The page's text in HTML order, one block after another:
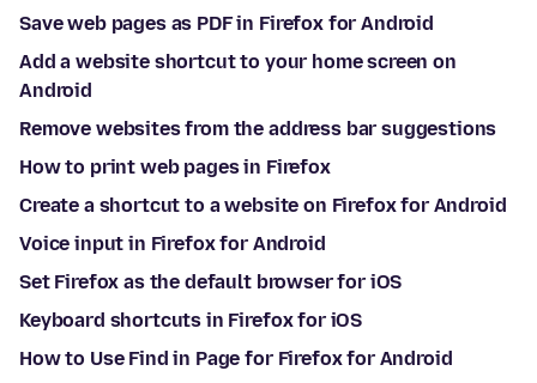
Save web pages as PDF in Firefox for Android
Add a website shortcut to your home screen on
Android
Remove websites from the address bar suggestions
How to print web pages in Firefox
Create a shortcut to a website on Firefox for Android
Voice input in Firefox for Android
Set Firefox as the default browser for iOS
Keyboard shortcuts in Firefox for iOS
How to Use Find in Page for Firefox for Android